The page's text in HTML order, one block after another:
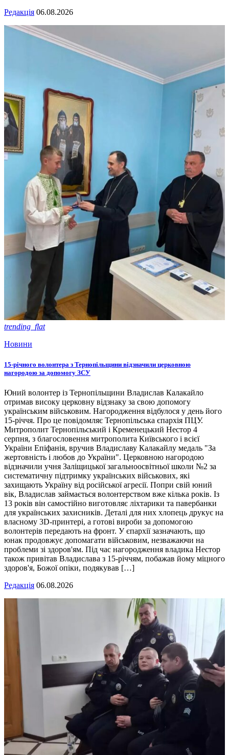
Редакція 06.08.2026
trending_flat
Новини
15-річного волонтера з Тернопільщини відзначили церковною
нагородою за допомогу ЗСУ
Юний волонтер із Тернопільщини Владислав Калакайло
отримав високу церковну відзнаку за свою допомогу
українським військовим. Нагородження відбулося у день його
15-річчя. Про це повідомляє Тернопільська єпархія ПЦУ.
Митрополит Тернопільський і Кременецький Нестор 4
серпня, з благословення митрополита Київського і всієї
України Епіфанія, вручив Владиславу Калакайлу медаль "За
жертовність і любов до України". Церковною нагородою
відзначили учня Заліщицької загальноосвітньої школи №2 за
систематичну підтримку українських військових, які
захищають Україну від російської агресії. Попри свій юний
вік, Владислав займається волонтерством вже кілька років. Із
13 років він самостійно виготовляє ліхтарики та павербанки
для українських захисників. Деталі для них хлопець друкує на
власному 3D-принтері, а готові вироби за допомогою
волонтерів передають на фронт. У єпархії зазначають, що
юнак продовжує допомагати військовим, незважаючи на
проблеми зі здоров'ям. Під час нагородження владика Нестор
також привітав Владислава з 15-річчям, побажав йому міцного
здоров'я, Божої опіки, подякував […]
Редакція 06.08.2026